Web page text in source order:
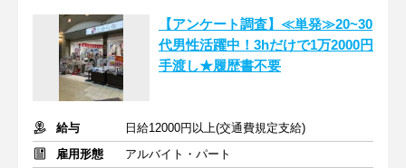
【アンケート調査】≪単発≫20~30
代男性活躍中！3hだけで1万2000円
手渡し★履歴書不要
給与
日給12000円以上(交通費規定支給)
雇用形態
アルバイト・パート